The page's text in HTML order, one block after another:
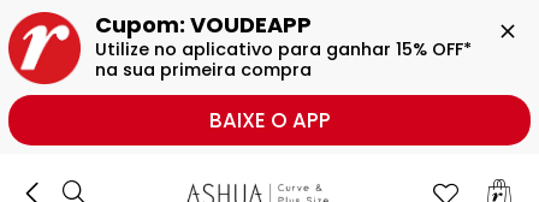
Cupom: VOUDEAPP
Utilize no aplicativo para ganhar 15% OFF*
na sua primeira compra
BAIXE O APP

